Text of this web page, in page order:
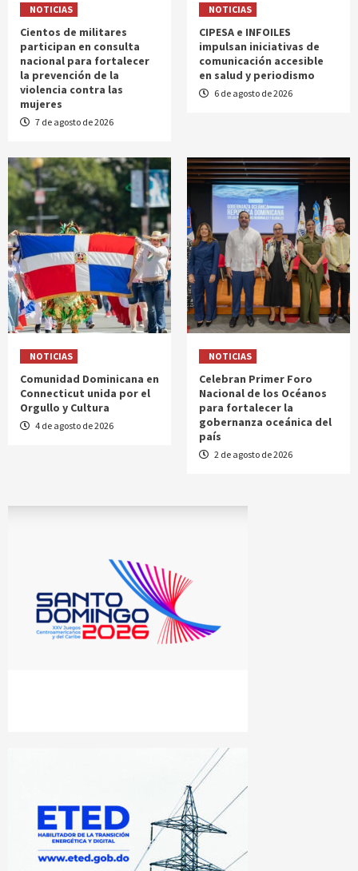
NOTICIAS
Cientos de militares
participan en consulta
nacional para fortalecer
la prevención de la
violencia contra las
mujeres
7 de agosto de 2026
NOTICIAS
CIPESA e INFOILES
impulsan iniciativas de
comunicación accesible
en salud y periodismo
6 de agosto de 2026
NOTICIAS
Comunidad Dominicana en
Connecticut unida por el
Orgullo y Cultura
4 de agosto de 2026
NOTICIAS
Celebran Primer Foro
Nacional de los Océanos
para fortalecer la
gobernanza oceánica del
país
2 de agosto de 2026